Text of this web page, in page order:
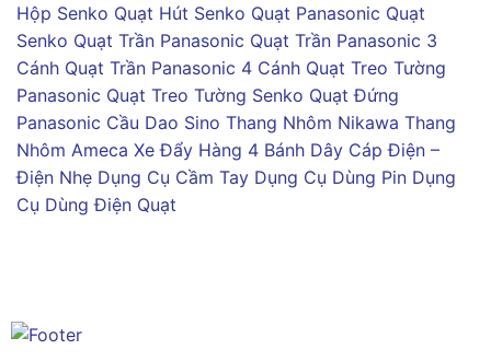
Hộp Senko Quạt Hút Senko Quạt Panasonic Quạt
Senko Quạt Trần Panasonic Quạt Trần Panasonic 3
Cánh Quạt Trần Panasonic 4 Cánh Quạt Treo Tường
Panasonic Quạt Treo Tường Senko Quạt Đứng
Panasonic Cầu Dao Sino Thang Nhôm Nikawa Thang
Nhôm Ameca Xe Đẩy Hàng 4 Bánh Dây Cáp Điện –
Điện Nhẹ Dụng Cụ Cầm Tay Dụng Cụ Dùng Pin Dụng
Cụ Dùng Điện Quạt